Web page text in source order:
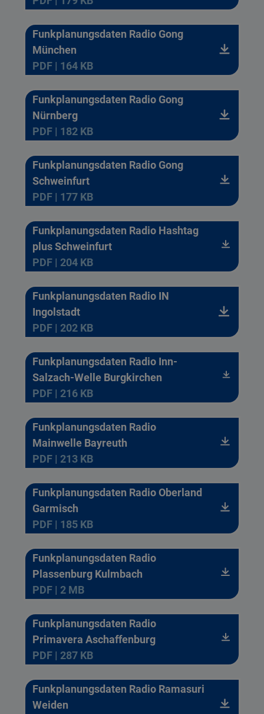
Funkplanungsdaten Radio Gong
München
PDF | 164 KB
Funkplanungsdaten Radio Gong
Nürnberg
PDF | 182 KB
Funkplanungsdaten Radio Gong
Schweinfurt
PDF | 177 KB
Funkplanungsdaten Radio Hashtag
plus Schweinfurt
PDF | 204 KB
Funkplanungsdaten Radio IN
Ingolstadt
PDF | 202 KB
Funkplanungsdaten Radio Inn-
Salzach-Welle Burgkirchen
PDF | 216 KB
Funkplanungsdaten Radio
Mainwelle Bayreuth
PDF | 213 KB
Funkplanungsdaten Radio Oberland
Garmisch
PDF | 185 KB
Funkplanungsdaten Radio
Plassenburg Kulmbach
PDF | 2 MB
Funkplanungsdaten Radio
Primavera Aschaffenburg
PDF | 287 KB
Funkplanungsdaten Radio Ramasuri
Weiden